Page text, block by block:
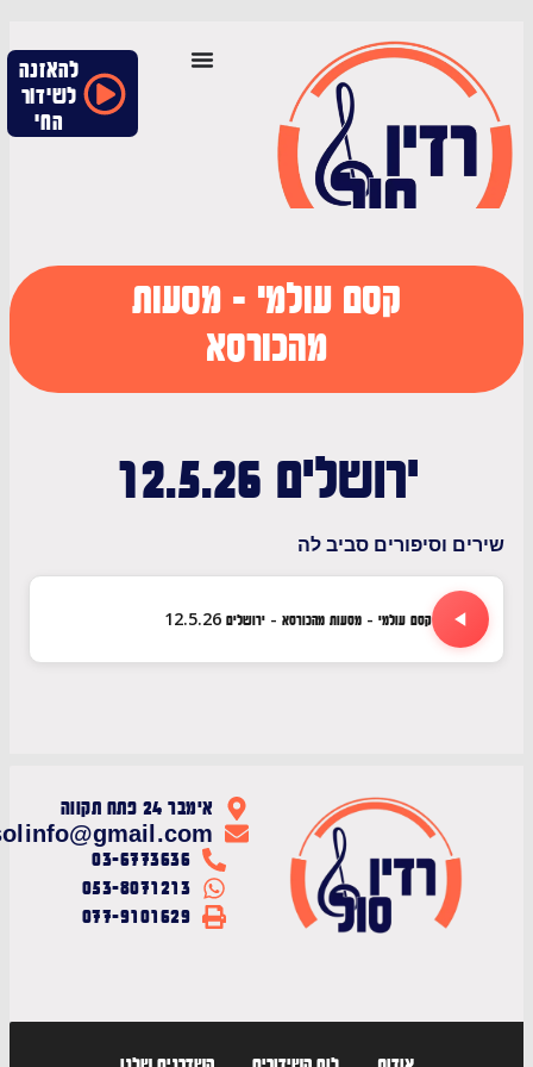
להאזנה
לשידור
החי
קסם עולמי - מסעות
מהכורסא
ירושלים 12.5.26
וסיפורים סביב לה
קסם עולמי - מסעות מהכורסא - ירושלים 12.5.26
אימבר 24 פתח תקווה
radiosolinfo@gmail.com
03-6773636
053-8071213
077-9101629